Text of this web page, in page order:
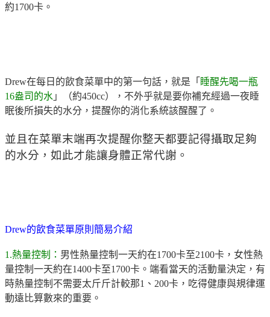
約1700卡。
Drew在每日的飲食菜單中的第一句話，就是「 睡醒先喝一瓶
16盎司的水 」（約450cc），不外乎就是要你補充經過一夜睡
眠後所損失的水分，提醒你的消化系統該醒醒了。
並且在菜單末端再次提醒你整天都要記得攝取足夠
的水分，如此才能讓身體正常代謝。
Drew的飲食菜單原則簡易介紹
1.熱量控制： 男性熱量控制一天約在1700卡至2100卡，女性熱
量控制一天約在1400卡至1700卡。端看當天的活動量決定，有
時熱量控制不需要太斤斤計較那1 、 200卡，吃得健康與規律運
動遠比算數來的重要。